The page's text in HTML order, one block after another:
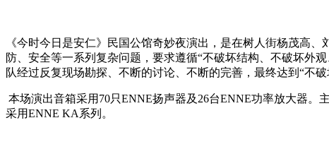
《今时今日是安仁》民国公馆奇妙夜演出，是在树人街杨茂高
防、安全等一系列复杂问题，要求遵循“不破坏结构、不破坏外
队经过反复现场勘探、不断的讨论、不断的完善，最终达到“不
本场演出音箱采用70只ENNE扬声器及26台ENNE功率放大器。
采用ENNE KA系列。